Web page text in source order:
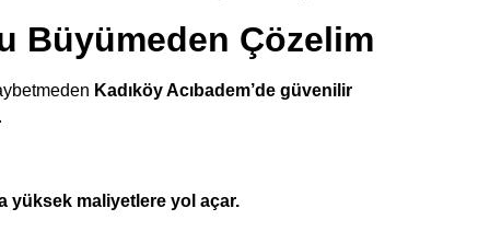
Büyümeden Çözelim
Kadıköy Acıbadem’de güvenilir
yüksek maliyetlere yol açar.